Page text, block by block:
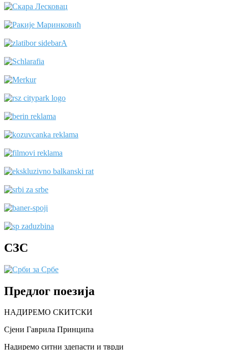
СЗС
Предлог поезија
НАДИРЕМО СКИТСКИ
Сјени Гаврила Принципа
Надиремо ситни здепасти и тврди